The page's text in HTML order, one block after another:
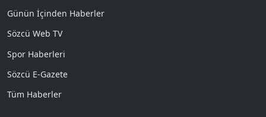
Günün İçinden Haberler
Sözcü Web TV
Spor Haberleri
Sözcü E-Gazete
Tüm Haberler